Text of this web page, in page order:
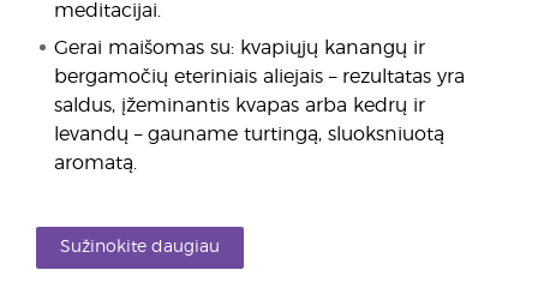
meditacijai.
Gerai maišomas su: kvapiųjų kanangų ir
bergamočių eteriniais aliejais – rezultatas yra
saldus, įžeminantis kvapas arba kedrų ir
levandų – gauname turtingą, sluoksniuotą
aromatą.
Sužinokite daugiau